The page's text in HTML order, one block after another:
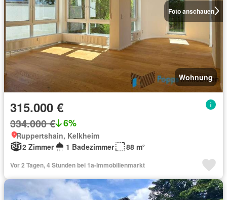
Foto anschauen
Wohnung
315.000 €
334.000 € 6%
Ruppertshain, Kelkheim
2 Zimmer
1 Badezimmer 88 m²
Vor 2 Tagen, 4 Stunden bei 1a-Immobilienmarkt